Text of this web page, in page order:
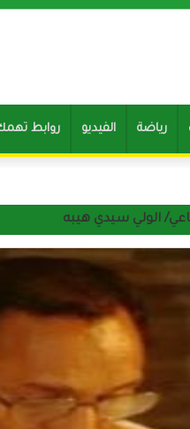
رياضة الفيديو روابط
الولي سيدي هيبه